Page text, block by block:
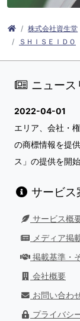
株式会社資生堂
ＳＨＩＳＥＩＤＯ
ニュース
2022-04-01
エリア、会社・
の商標情報を提
ス」の提供を開
サービス
サービス概
メディア掲
掲載基準・
会社概要
お問い合わ
プライバシ